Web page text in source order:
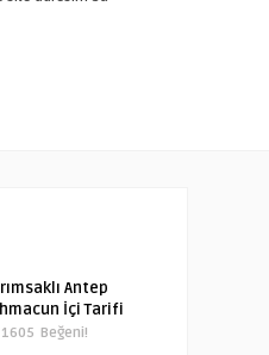
Antep
İçi Tarifi
1605 Beğeni!